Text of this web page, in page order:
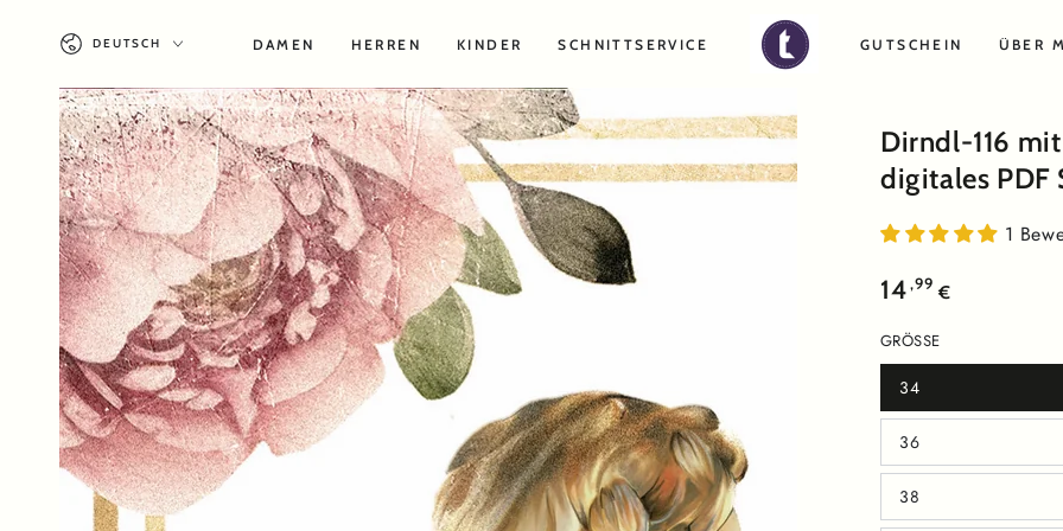
SPRINGEN
Sprache
DEUTSCH DAMEN HERREN KINDER SCHNITTSERVICE GUTSCHEIN ÜBER
ZU DEN
PRODUKTINFORMATIONEN
SPRINGEN
Dirndl-116
digitales
1
Regulärer
14,99 €
GRÖSSE
34
Variante
ausverkauft
oder
nicht
verfügbar
36
Variante
ausverkauft
oder
nicht
verfügbar
38
Variante
ausverkauft